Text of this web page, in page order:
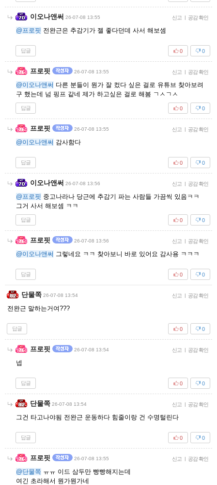
이오나앤써 26-07-08 13:55 신고 | 공감 확인
@프로핏 전완근은 추감기가 젤 좋다던데 사서 해보셈
답글 0
0
프로핏 26-07-08 13:55 신고 | 공감 확인
@이오나앤써 다른 분들이 뭔가 잘 컸다 싶은 걸로 유튜브 찾아보려
구 했는데 넘 핑프 같네 제가 하고싶은 걸로 해봄 ㄱㅅㄱㅅ
답글 0
0
프로핏 26-07-08 13:55 신고 | 공감 확인
@이오나앤써 감사함다
답글 0
0
이오나앤써 26-07-08 13:56 신고 | 공감 확인
@프로핏 중고나라나 당근에 추감기 파는 사람들 가끔씩 있음ㅋㅋ
그거 사서 해보셈 ㅋㅋ
답글 0
0
프로핏 26-07-08 13:56 신고 | 공감 확인
@이오나앤써 그렇네요 ㅋㅋ 찾아보니 바로 있어요 감사용 ㅋㅋㅋ
답글 0
0
단물쪽 26-07-08 13:54 신고 | 공감 확인
전완근 말하는거여???
답글 0
0
프로핏 26-07-08 13:54 신고 | 공감 확인
넵
답글 0
0
단물쪽 26-07-08 13:54 신고 | 공감 확인
그건 타고나야됨 전완근 운동하다 힘줄이랑 건 수명털린다
답글 0
0
프로핏 26-07-08 13:55 신고 | 공감 확인
@단물쪽 ㅠㅠ 이드 삼두만 빵빵해지는데
여긴 초라해서 뭔가뭔가네